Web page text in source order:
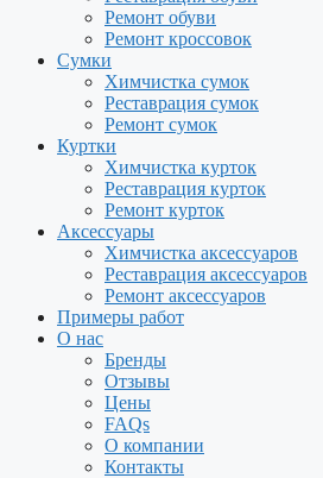
Ремонт обуви
Ремонт кроссовок
Сумки
Химчистка сумок
Реставрация сумок
Ремонт сумок
Куртки
Химчистка курток
Реставрация курток
Ремонт курток
Аксессуары
Химчистка аксессуаров
Реставрация аксессуаров
Ремонт аксессуаров
Примеры работ
О нас
Бренды
Отзывы
Цены
FAQs
О компании
Контакты